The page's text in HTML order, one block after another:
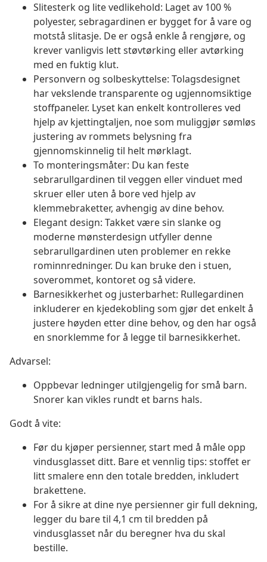
Slitesterk og lite vedlikehold: Laget av 100 %
polyester, sebragardinen er bygget for å vare og
motstå slitasje. De er også enkle å rengjøre, og
krever vanligvis lett støvtørking eller avtørking
med en fuktig klut.
Personvern og solbeskyttelse: Tolagsdesignet
har vekslende transparente og ugjennomsiktige
stoffpaneler. Lyset kan enkelt kontrolleres ved
hjelp av kjettingtaljen, noe som muliggjør sømløs
justering av rommets belysning fra
gjennomskinnelig til helt mørklagt.
To monteringsmåter: Du kan feste
sebrarullgardinen til veggen eller vinduet med
skruer eller uten å bore ved hjelp av
klemmebraketter, avhengig av dine behov.
Elegant design: Takket være sin slanke og
moderne mønsterdesign utfyller denne
sebrarullgardinen uten problemer en rekke
rominnredninger. Du kan bruke den i stuen,
soverommet, kontoret og så videre.
Barnesikkerhet og justerbarhet: Rullegardinen
inkluderer en kjedekobling som gjør det enkelt å
justere høyden etter dine behov, og den har også
en snorklemme for å legge til barnesikkerhet.
Advarsel:
Oppbevar ledninger utilgjengelig for små barn.
Snorer kan vikles rundt et barns hals.
Godt å vite:
Før du kjøper persienner, start med å måle opp
vindusglasset ditt. Bare et vennlig tips: stoffet er
litt smalere enn den totale bredden, inkludert
brakettene.
For å sikre at dine nye persienner gir full dekning,
legger du bare til 4,1 cm til bredden på
vindusglasset når du beregner hva du skal
bestille.